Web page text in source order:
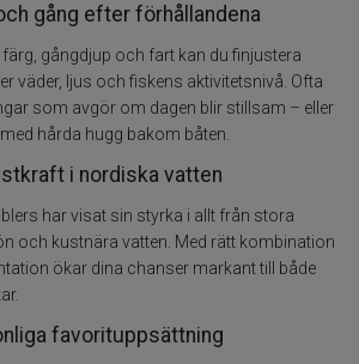
Bladebaits
gång efter förhållandena
gångdjup och fart kan du finjustera
väder, ljus och fiskens aktivitetsnivå. Ofta
som avgör om dagen blir stillsam – eller
hårda hugg bakom båten.
i nordiska vatten
har visat sin styrka i allt från stora
och kustnära vatten. Med rätt kombination
ökar dina chanser markant till både
favorituppsättning